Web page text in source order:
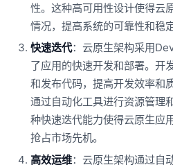
性。这种高可用性设计使得云
情况，提高系统的可靠性和稳定
快速迭代：云原生架构采用
了应用的快速开发和部署。开
和发布代码，提高开发效率和
通过自动化工具进行资源管理
种快速迭代能力使得云原生应
抢占市场先机。
高效运维：云原生架构通过自